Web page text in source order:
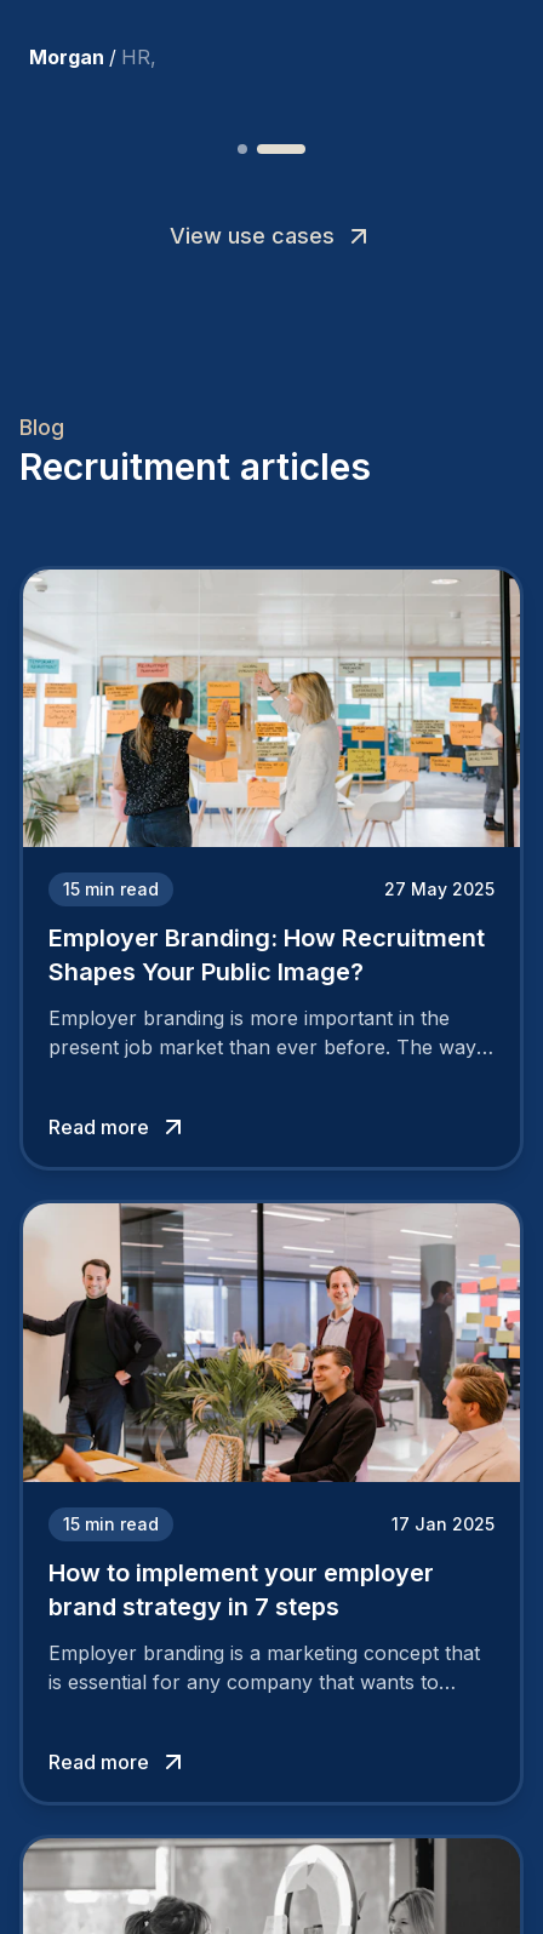
Joakin / Deputy-AMLCO
View use cases
Blog
Recruitment articles
15 min read 27 May 2025
Employer Branding: How Recruitment
Shapes Your Public Image?
Employer branding is more important in the
present job market than ever before. The way
Read more
15 min read 17 Jan 2025
How to implement your employer
brand strategy in 7 steps
Employer branding is a marketing concept that
is essential for any company that wants to
solid and positive employer brand are clear, you
cannot simply wave a magic wand for it to be
Read more